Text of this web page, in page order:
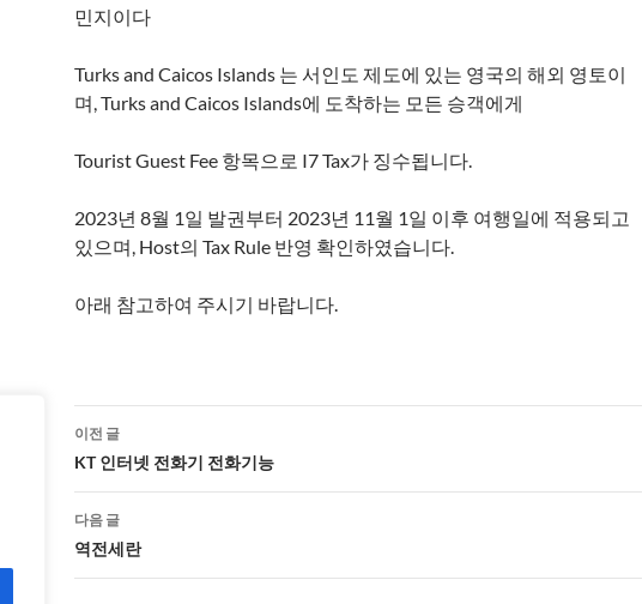
민지이다
Turks and Caicos Islands 는 서인도 제도에 있는 영국의 해외 영토이
며, Turks and Caicos Islands에 도착하는 모든 승객에게
Tourist Guest Fee 항목으로 I7 Tax가 징수됩니다.
2023년 8월 1일 발권부터 2023년 11월 1일 이후 여행일에 적용되고
있으며, Host의 Tax Rule 반영 확인하였습니다.
아래 참고하여 주시기 바랍니다.
글
네
비
게
이
이전 글
KT 인터넷 전화기 전화기능
다음 글
역전세란